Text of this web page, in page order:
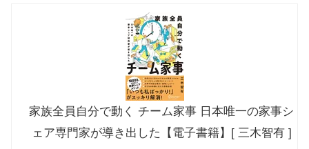
家族全員自分で動く チーム家事 日本唯一の家事シ
ェア専門家が導き出した【電子書籍】[ 三木智有 ]